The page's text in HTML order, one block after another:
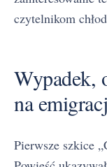
czytelnikom
Wypadek,
na
Pierwsze szkice